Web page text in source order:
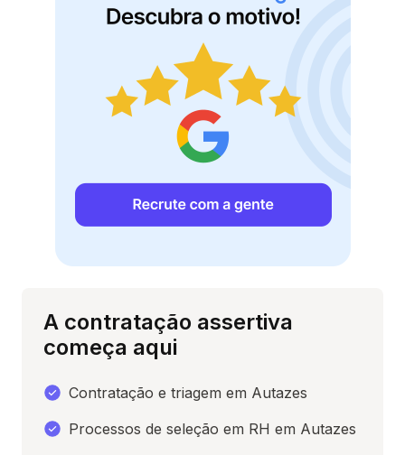
A contratação assertiva
começa aqui
Contratação e triagem em Autazes
Processos de seleção em RH em Autazes